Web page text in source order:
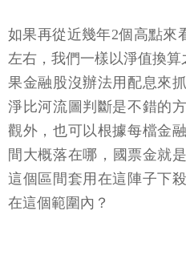
如果再從近幾年2個高點來
左右，我們一樣以淨值換
果金融股沒辦法用配息來
淨比河流圖判斷是不錯的
觀外，也可以根據每檔金
間大概落在哪，國票金就
這個區間套用在這陣子下
在這個範圍內？